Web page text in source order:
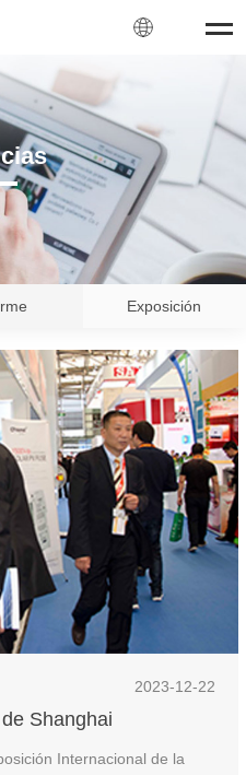
Exposición
2023-12-22
Shanghai
Internacional de la